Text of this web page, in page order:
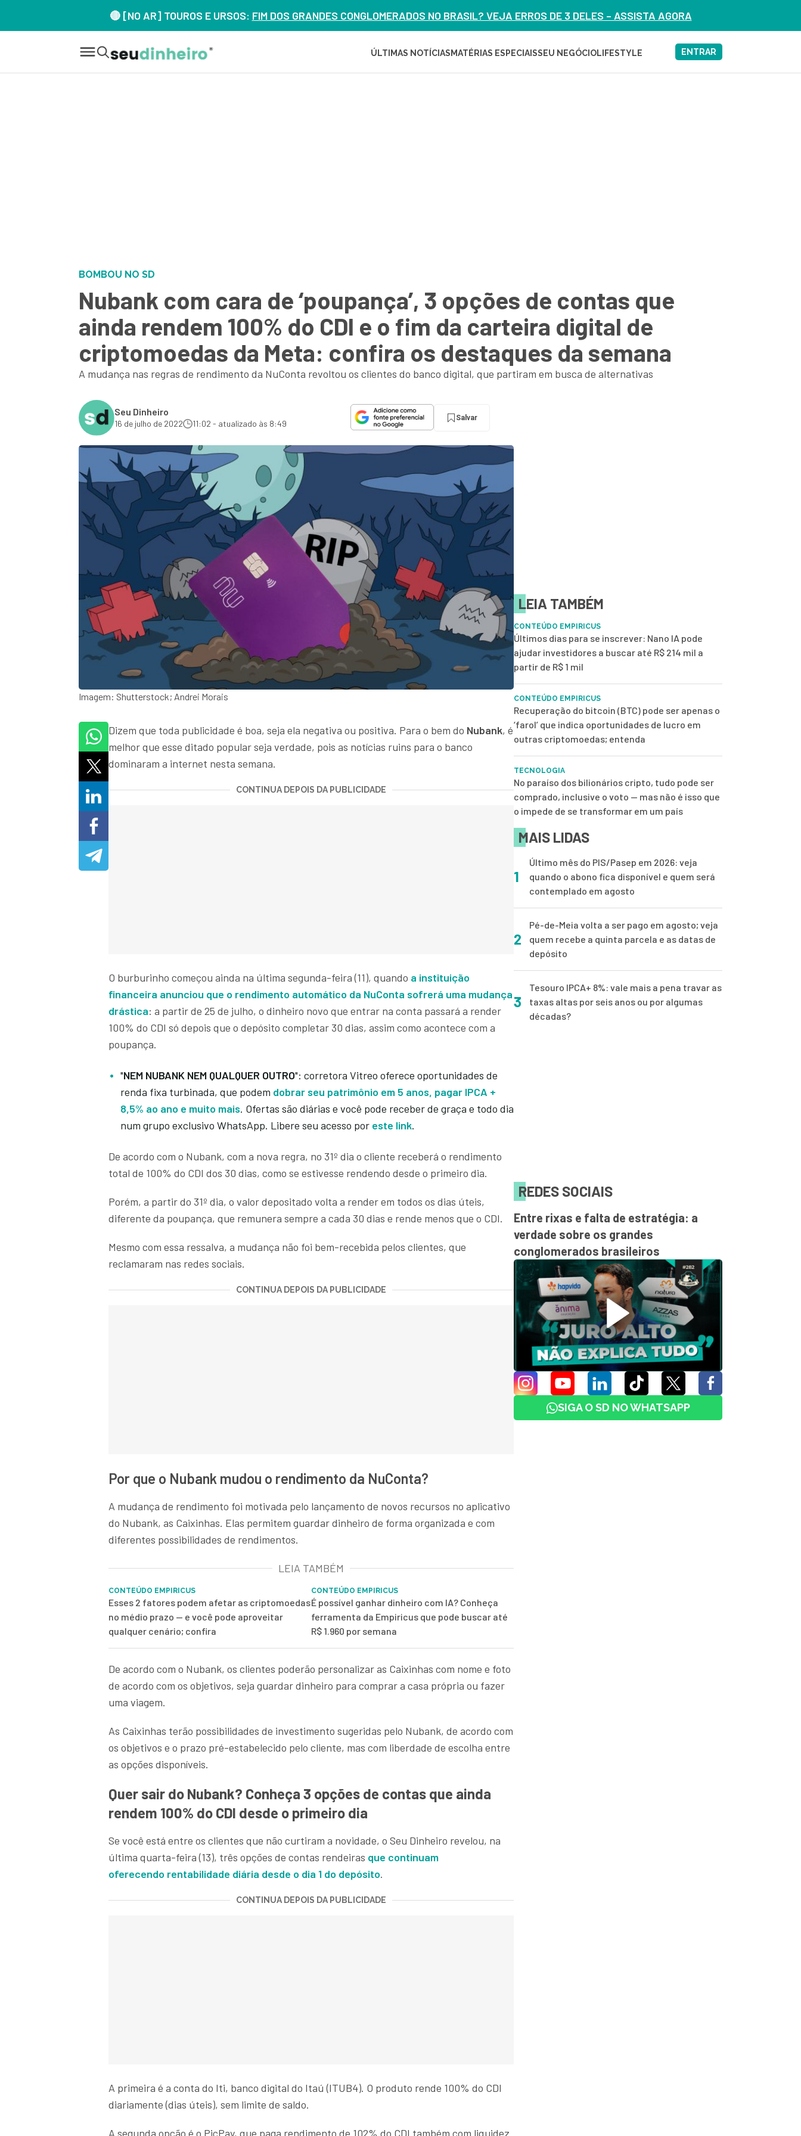
🔴 [NO AR] TOUROS E URSOS: FIM DOS GRANDES CONGLOMERADOS NO BRASIL? VEJA ERROS DE 3 DELES – ASSISTA AGORA
ÚLTIMAS NOTÍCIAS MATÉRIAS ESPECIAISSEU NEGÓCIOLIFESTYLE ENTRAR
BOMBOU NO SD
Nubank com cara de ‘poupança’, 3 opções de contas que
ainda rendem 100% do CDI e o fim da carteira digital de
criptomoedas da Meta: confira os destaques da semana
A mudança nas regras de rendimento da NuConta revoltou os clientes do banco digital, que partiram em busca de alternativas
Seu Dinheiro
16 de julho de 2022 11:02 - atualizado às 8:49
Salvar
Imagem: Shutterstock; Andrei Morais
Dizem que toda publicidade é boa, seja ela negativa ou positiva. Para o bem do Nubank, é
melhor que esse ditado popular seja verdade, pois as notícias ruins para o banco
dominaram a internet nesta semana.
CONTINUA DEPOIS DA PUBLICIDADE
O burburinho começou ainda na última segunda-feira (11), quando a instituição
financeira anunciou que o rendimento automático da NuConta sofrerá uma mudança
drástica: a partir de 25 de julho, o dinheiro novo que entrar na conta passará a render
100% do CDI só depois que o depósito completar 30 dias, assim como acontece com a
poupança.
"NEM NUBANK NEM QUALQUER OUTRO": corretora Vitreo oferece oportunidades de
renda fixa turbinada, que podem dobrar seu patrimônio em 5 anos, pagar IPCA +
8,5% ao ano e muito mais. Ofertas são diárias e você pode receber de graça e todo dia
num grupo exclusivo WhatsApp. Libere seu acesso por este link.
De acordo com o Nubank, com a nova regra, no 31º dia o cliente receberá o rendimento
total de 100% do CDI dos 30 dias, como se estivesse rendendo desde o primeiro dia.
Porém, a partir do 31º dia, o valor depositado volta a render em todos os dias úteis,
diferente da poupança, que remunera sempre a cada 30 dias e rende menos que o CDI.
Mesmo com essa ressalva, a mudança não foi bem-recebida pelos clientes, que
reclamaram nas redes sociais.
CONTINUA DEPOIS DA PUBLICIDADE
Por que o Nubank mudou o rendimento da NuConta?
A mudança de rendimento foi motivada pelo lançamento de novos recursos no aplicativo
do Nubank, as Caixinhas. Elas permitem guardar dinheiro de forma organizada e com
diferentes possibilidades de rendimentos.
LEIA TAMBÉM
CONTEÚDO EMPIRICUS
Esses 2 fatores podem afetar as criptomoedas
no médio prazo — e você pode aproveitar
qualquer cenário; confira
CONTEÚDO EMPIRICUS
É possível ganhar dinheiro com IA? Conheça
ferramenta da Empiricus que pode buscar até
R$ 1.960 por semana
De acordo com o Nubank, os clientes poderão personalizar as Caixinhas com nome e foto
de acordo com os objetivos, seja guardar dinheiro para comprar a casa própria ou fazer
uma viagem.
As Caixinhas terão possibilidades de investimento sugeridas pelo Nubank, de acordo com
os objetivos e o prazo pré-estabelecido pelo cliente, mas com liberdade de escolha entre
as opções disponíveis.
Quer sair do Nubank? Conheça 3 opções de contas que ainda
rendem 100% do CDI desde o primeiro dia
Se você está entre os clientes que não curtiram a novidade, o Seu Dinheiro revelou, na
última quarta-feira (13), três opções de contas rendeiras que continuam
oferecendo rentabilidade diária desde o dia 1 do depósito.
CONTINUA DEPOIS DA PUBLICIDADE
A primeira é a conta do Iti, banco digital do Itaú (ITUB4). O produto rende 100% do CDI
diariamente (dias úteis), sem limite de saldo.
A segunda opção é o PicPay, que paga rendimento de 102% do CDI também com liquidez
LEIA TAMBÉM
CONTEÚDO EMPIRICUS
Últimos dias para se inscrever: Nano IA pode
ajudar investidores a buscar até R$ 214 mil a
partir de R$ 1 mil
CONTEÚDO EMPIRICUS
Recuperação do bitcoin (BTC) pode ser apenas o
‘farol’ que indica oportunidades de lucro em
outras criptomoedas; entenda
TECNOLOGIA
No paraíso dos bilionários cripto, tudo pode ser
comprado, inclusive o voto — mas não é isso que
o impede de se transformar em um país
MAIS LIDAS
1
Último mês do PIS/Pasep em 2026: veja
quando o abono fica disponível e quem será
contemplado em agosto
2
Pé-de-Meia volta a ser pago em agosto; veja
quem recebe a quinta parcela e as datas de
depósito
3
Tesouro IPCA+ 8%: vale mais a pena travar as
taxas altas por seis anos ou por algumas
décadas?
REDES SOCIAIS
Entre rixas e falta de estratégia: a
verdade sobre os grandes
conglomerados brasileiros
SIGA O SD NO WHATSAPP